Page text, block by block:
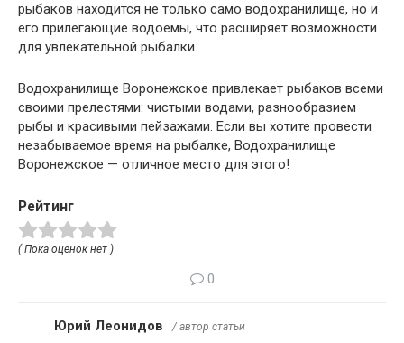
рыбаков находится не только само водохранилище, но и
его прилегающие водоемы, что расширяет возможности
для увлекательной рыбалки.
Водохранилище Воронежское привлекает рыбаков всеми
своими прелестями: чистыми водами, разнообразием
рыбы и красивыми пейзажами. Если вы хотите провести
незабываемое время на рыбалке, Водохранилище
Воронежское — отличное место для этого!
Рейтинг
( Пока оценок нет )
0
Юрий Леонидов / автор статьи